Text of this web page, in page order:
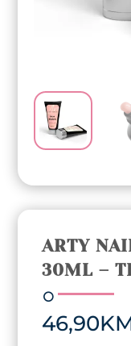
ARTY
30ML –
46,90